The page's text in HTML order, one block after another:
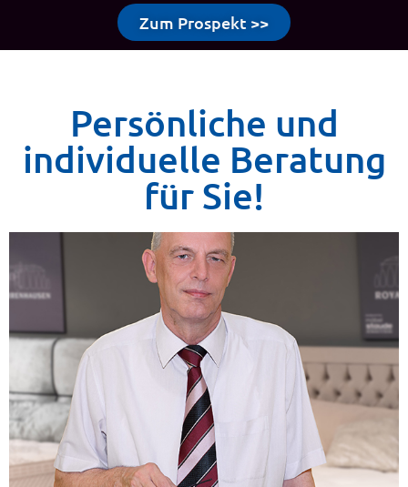
Zum Prospekt >>
Persönliche und
individuelle Beratung
für Sie!